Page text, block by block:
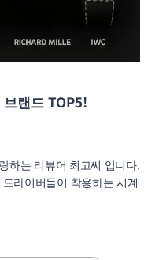
랜드 TOP5!
하는 리뷰어 최고씨 입니다.
라이버들이 착용하는 시계